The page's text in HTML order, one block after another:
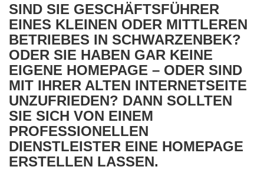
SIND SIE GESCHÄFTSFÜHRER
EINES KLEINEN ODER MITTLEREN
BETRIEBES IN SCHWARZENBEK?
ODER SIE HABEN GAR KEINE
EIGENE HOMEPAGE – ODER SIND
MIT IHRER ALTEN INTERNETSEITE
UNZUFRIEDEN? DANN SOLLTEN
SIE SICH VON EINEM
PROFESSIONELLEN
DIENSTLEISTER EINE HOMEPAGE
ERSTELLEN LASSEN.